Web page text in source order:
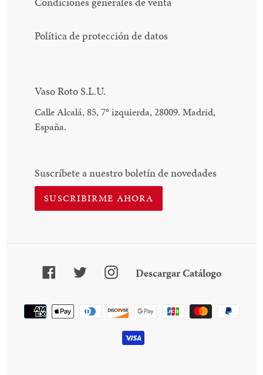
Política de protección de datos
Vaso Roto S.L.U.
Calle Alcalá, 85, 7° izquierda, 28009. Madrid,
España.
Suscríbete a nuestro boletín de novedades
SUSCRIBIRME AHORA
FacebookTwitterInstagram
Descargar Catálogo
Método
pago